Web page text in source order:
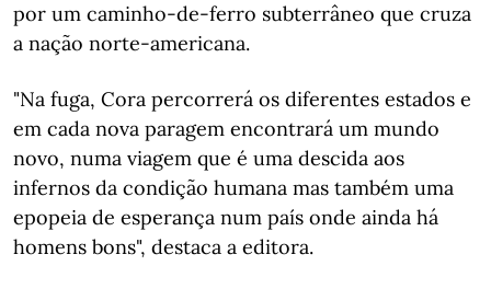
por um caminho-de-ferro subterrâneo que cruza
a nação norte-americana.
"Na fuga, Cora percorrerá os diferentes estados e
em cada nova paragem encontrará um mundo
novo, numa viagem que é uma descida aos
infernos da condição humana mas também uma
epopeia de esperança num país onde ainda há
homens bons", destaca a editora.